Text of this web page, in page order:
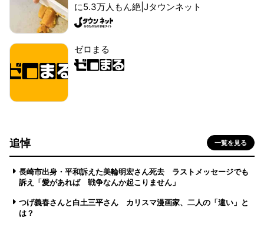
に5.3万人もん絶|Jタウンネット
ゼロまる
追悼 一覧を見る
長崎市出身・平和訴えた美輪明宏さん死去 ラストメッセージでも
訴え「愛があれば 戦争なんか起こりません」
つげ義春さんと白土三平さん カリスマ漫画家、二人の「違い」と
は？